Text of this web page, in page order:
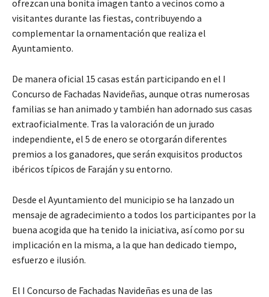
ofrezcan una bonita imagen tanto a vecinos como a
visitantes durante las fiestas, contribuyendo a
complementar la ornamentación que realiza el
Ayuntamiento.
De manera oficial 15 casas están participando en el I
Concurso de Fachadas Navideñas, aunque otras numerosas
familias se han animado y también han adornado sus casas
extraoficialmente. Tras la valoración de un jurado
independiente, el 5 de enero se otorgarán diferentes
premios a los ganadores, que serán exquisitos productos
ibéricos típicos de Faraján y su entorno.
Desde el Ayuntamiento del municipio se ha lanzado un
mensaje de agradecimiento a todos los participantes por la
buena acogida que ha tenido la iniciativa, así como por su
implicación en la misma, a la que han dedicado tiempo,
esfuerzo e ilusión.
El I Concurso de Fachadas Navideñas es una de las